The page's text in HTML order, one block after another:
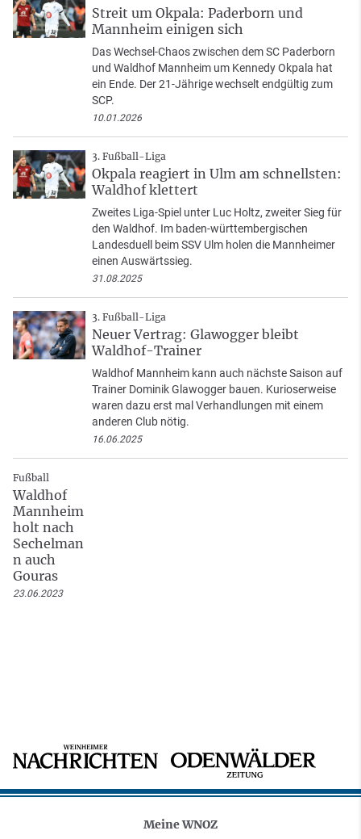
Streit um Okpala: Paderborn und
Mannheim einigen sich
Das Wechsel-Chaos zwischen dem SC Paderborn
und Waldhof Mannheim um Kennedy Okpala hat
ein Ende. Der 21-Jährige wechselt endgültig zum
SCP.
10.01.2026
3. Fußball-Liga
Okpala reagiert in Ulm am schnellsten:
Waldhof klettert
Zweites Liga-Spiel unter Luc Holtz, zweiter Sieg für
den Waldhof. Im baden-württembergischen
Landesduell beim SSV Ulm holen die Mannheimer
einen Auswärtssieg.
31.08.2025
3. Fußball-Liga
Neuer Vertrag: Glawogger bleibt
Waldhof-Trainer
Waldhof Mannheim kann auch nächste Saison auf
Trainer Dominik Glawogger bauen. Kurioserweise
waren dazu erst mal Verhandlungen mit einem
anderen Club nötig.
16.06.2025
Fußball
Waldhof
Mannheim
holt nach
Sechelman
n auch
Gouras
23.06.2023
Meine WNOZ